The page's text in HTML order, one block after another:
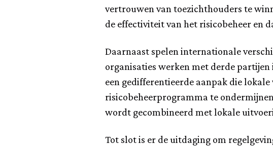
vertrouwen van toezichthouders te
de effectiviteit van het risicobeheer en
Daarnaast spelen internationale
organisaties werken met derde
een gedifferentieerde aanpak die
risicobeheerprogramma te
wordt gecombineerd met lokale
Tot slot is er de uitdaging om